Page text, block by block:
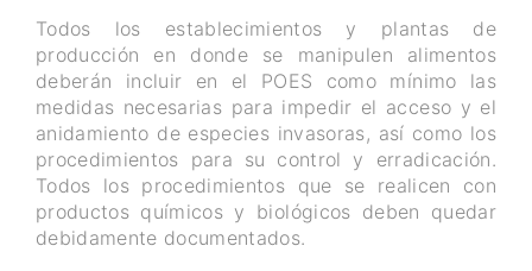
Todos los establecimientos y plantas de
producción en donde se manipulen alimentos
deberán incluir en el POES como mínimo las
medidas necesarias para impedir el acceso y el
anidamiento de especies invasoras, así como los
procedimientos para su control y erradicación.
Todos los procedimientos que se realicen con
productos químicos y biológicos deben quedar
debidamente documentados.